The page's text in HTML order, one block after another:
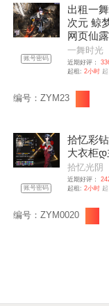
账号密码
出租一
次元 鲸
网页仙
一舞时光
近期好评：
起租: 2小时 起
编号：ZYM23
账号密码
拾忆彩
大衣柜დ
拾忆光阴
近期好评：
起租: 2小时 起
编号：ZYM0020